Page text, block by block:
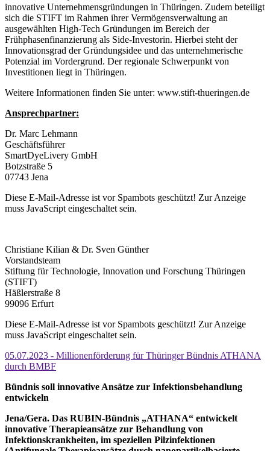
innovative Unternehmensgründungen in Thüringen. Zudem beteiligt
sich die STIFT im Rahmen ihrer Vermögensverwaltung an
ausgewählten High-Tech Gründungen im Bereich der
Frühphasenfinanzierung als Side-Investorin. Hierbei steht der
Innovationsgrad der Gründungsidee und das unternehmerische
Potenzial im Vordergrund. Der regionale Schwerpunkt von
Investitionen liegt in Thüringen.
Weitere Informationen finden Sie unter: www.stift-thueringen.de
Ansprechpartner:
Dr. Marc Lehmann
Geschäftsführer
SmartDyeLivery GmbH
Botzstraße 5
07743 Jena
Diese E-Mail-Adresse ist vor Spambots geschützt! Zur Anzeige
muss JavaScript eingeschaltet sein.
Christiane Kilian & Dr. Sven Günther
Vorstandsteam
Stiftung für Technologie, Innovation und Forschung Thüringen
(STIFT)
Häßlerstraße 8
99096 Erfurt
Diese E-Mail-Adresse ist vor Spambots geschützt! Zur Anzeige
muss JavaScript eingeschaltet sein.
05.07.2023 - Millionenförderung für Thüringer Bündnis ATHANA
durch BMBF
Bündnis soll innovative Ansätze zur Infektionsbehandlung
entwickeln
Jena/Gera. Das RUBIN-Bündnis „ATHANA“ entwickelt
innovative Therapieansätze zur Behandlung von
Infektionskrankheiten, im speziellen Pilzinfektionen